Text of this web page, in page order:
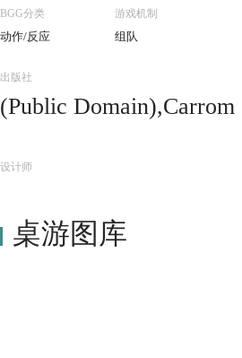
BGG分类
动作/反应
游戏机制
组队
出版社
(Public
of London,Mayday
设计师
桌游图库